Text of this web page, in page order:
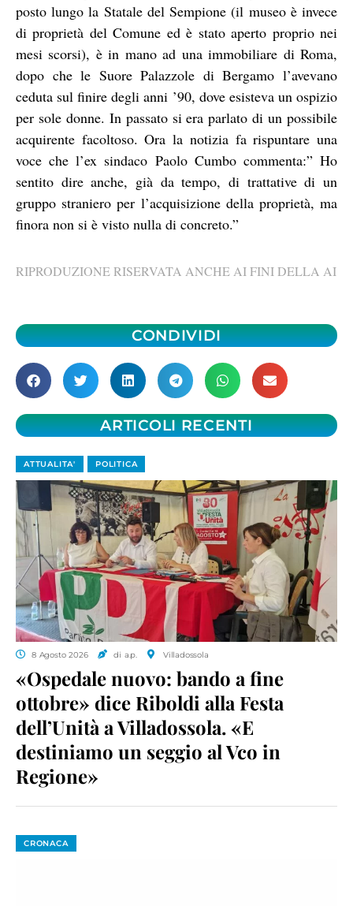
posto lungo la Statale del Sempione (il museo è invece
di proprietà del Comune ed è stato aperto proprio nei
mesi scorsi), è in mano ad una immobiliare di Roma,
dopo che le Suore Palazzole di Bergamo l’avevano
ceduta sul finire degli anni ’90, dove esisteva un ospizio
per sole donne. In passato si era parlato di un possibile
acquirente facoltoso. Ora la notizia fa rispuntare una
voce che l’ex sindaco Paolo Cumbo commenta:” Ho
sentito dire anche, già da tempo, di trattative di un
gruppo straniero per l’acquisizione della proprietà, ma
finora non si è visto nulla di concreto.”
RIPRODUZIONE RISERVATA ANCHE AI FINI DELLA AI
CONDIVIDI
ARTICOLI RECENTI
ATTUALITA' POLITICA
8 Agosto 2026 di a.p. Villadossola
«Ospedale nuovo: bando a fine
ottobre» dice Riboldi alla Festa
dell’Unità a Villadossola. «E
destiniamo un seggio al Vco in
Regione»
CRONACA